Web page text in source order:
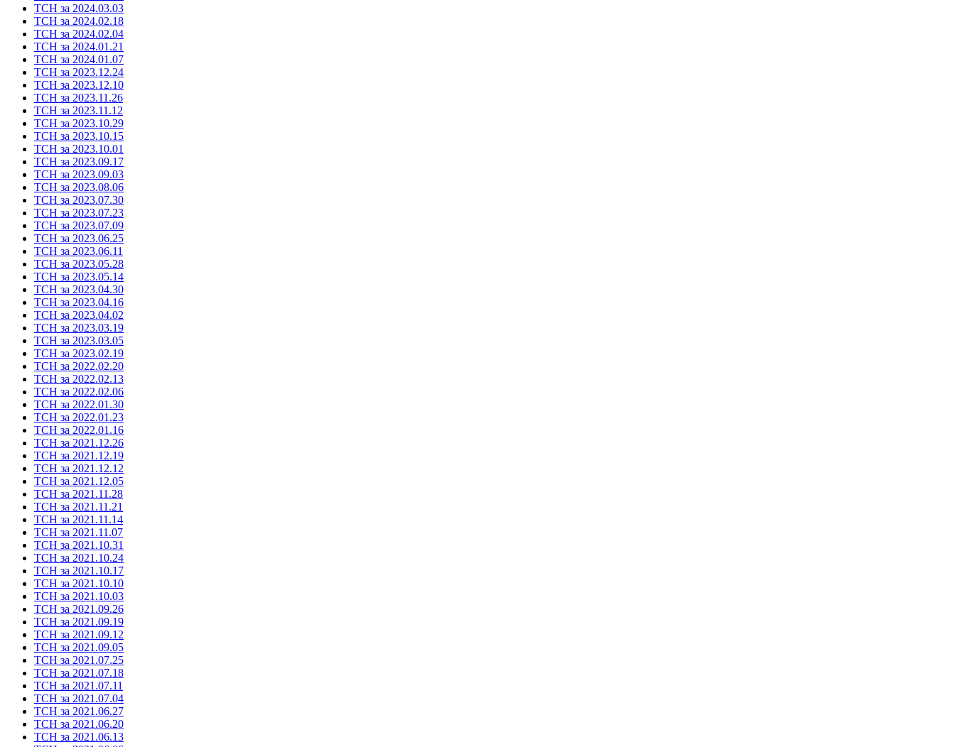
ТСН за 2024.03.03
ТСН за 2024.02.18
ТСН за 2024.02.04
ТСН за 2024.01.21
ТСН за 2024.01.07
ТСН за 2023.12.24
ТСН за 2023.12.10
ТСН за 2023.11.26
ТСН за 2023.11.12
ТСН за 2023.10.29
ТСН за 2023.10.15
ТСН за 2023.10.01
ТСН за 2023.09.17
ТСН за 2023.09.03
ТСН за 2023.08.06
ТСН за 2023.07.30
ТСН за 2023.07.23
ТСН за 2023.07.09
ТСН за 2023.06.25
ТСН за 2023.06.11
ТСН за 2023.05.28
ТСН за 2023.05.14
ТСН за 2023.04.30
ТСН за 2023.04.16
ТСН за 2023.04.02
ТСН за 2023.03.19
ТСН за 2023.03.05
ТСН за 2023.02.19
ТСН за 2022.02.20
ТСН за 2022.02.13
ТСН за 2022.02.06
ТСН за 2022.01.30
ТСН за 2022.01.23
ТСН за 2022.01.16
ТСН за 2021.12.26
ТСН за 2021.12.19
ТСН за 2021.12.12
ТСН за 2021.12.05
ТСН за 2021.11.28
ТСН за 2021.11.21
ТСН за 2021.11.14
ТСН за 2021.11.07
ТСН за 2021.10.31
ТСН за 2021.10.24
ТСН за 2021.10.17
ТСН за 2021.10.10
ТСН за 2021.10.03
ТСН за 2021.09.26
ТСН за 2021.09.19
ТСН за 2021.09.12
ТСН за 2021.09.05
ТСН за 2021.07.25
ТСН за 2021.07.18
ТСН за 2021.07.11
ТСН за 2021.07.04
ТСН за 2021.06.27
ТСН за 2021.06.20
ТСН за 2021.06.13